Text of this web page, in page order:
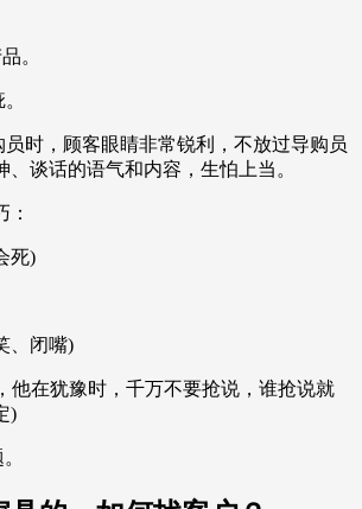
。
时，顾客眼睛非常锐利，不放过导购员
谈话的语气和内容，生怕上当。
死)
、闭嘴)
他在犹豫时，千万不要抢说，谁抢说就
)